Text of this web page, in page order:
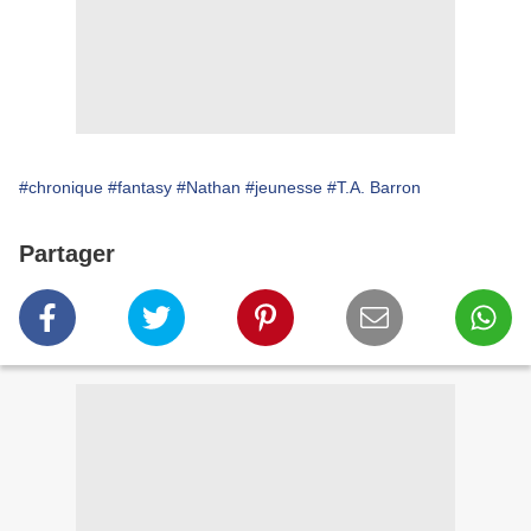
#chronique #fantasy #Nathan #jeunesse #T.A. Barron
Partager